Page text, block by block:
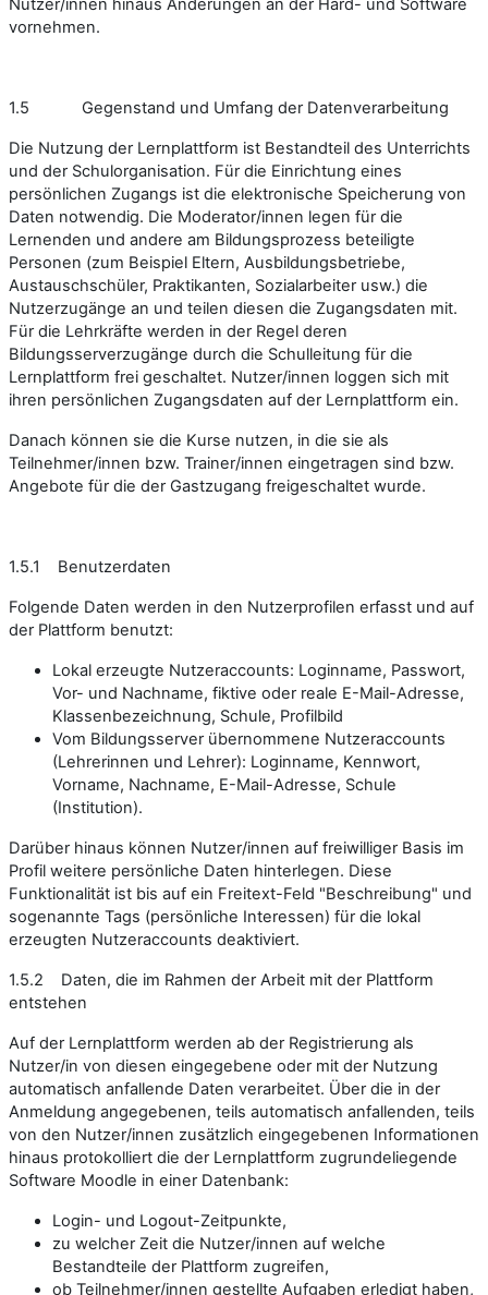
Nutzer/innen hinaus Änderungen an der Hard- und Software
vornehmen.
1.5 Gegenstand und Umfang der Datenverarbeitung
Die Nutzung der Lernplattform ist Bestandteil des Unterrichts
und der Schulorganisation. Für die Einrichtung eines
persönlichen Zugangs ist die elektronische Speicherung von
Daten notwendig. Die Moderator/innen legen für die
Lernenden und andere am Bildungsprozess beteiligte
Personen (zum Beispiel Eltern, Ausbildungsbetriebe,
Austauschschüler, Praktikanten, Sozialarbeiter usw.) die
Nutzerzugänge an und teilen diesen die Zugangsdaten mit.
Für die Lehrkräfte werden in der Regel deren
Bildungsserverzugänge durch die Schulleitung für die
Lernplattform frei geschaltet. Nutzer/innen loggen sich mit
ihren persönlichen Zugangsdaten auf der Lernplattform ein.
Danach können sie die Kurse nutzen, in die sie als
Teilnehmer/innen bzw. Trainer/innen eingetragen sind bzw.
Angebote für die der Gastzugang freigeschaltet wurde.
1.5.1 Benutzerdaten
Folgende Daten werden in den Nutzerprofilen erfasst und auf
der Plattform benutzt:
Lokal erzeugte Nutzeraccounts: Loginname, Passwort,
Vor- und Nachname, fiktive oder reale E-Mail-Adresse,
Klassenbezeichnung, Schule, Profilbild
Vom Bildungsserver übernommene Nutzeraccounts
(Lehrerinnen und Lehrer): Loginname, Kennwort,
Vorname, Nachname, E-Mail-Adresse, Schule
(Institution).
Darüber hinaus können Nutzer/innen auf freiwilliger Basis im
Profil weitere persönliche Daten hinterlegen. Diese
Funktionalität ist bis auf ein Freitext-Feld "Beschreibung" und
sogenannte Tags (persönliche Interessen) für die lokal
erzeugten Nutzeraccounts deaktiviert.
1.5.2 Daten, die im Rahmen der Arbeit mit der Plattform
entstehen
Auf der Lernplattform werden ab der Registrierung als
Nutzer/in von diesen eingegebene oder mit der Nutzung
automatisch anfallende Daten verarbeitet. Über die in der
Anmeldung angegebenen, teils automatisch anfallenden, teils
von den Nutzer/innen zusätzlich eingegebenen Informationen
hinaus protokolliert die der Lernplattform zugrundeliegende
Software Moodle in einer Datenbank:
Login- und Logout-Zeitpunkte,
zu welcher Zeit die Nutzer/innen auf welche
Bestandteile der Plattform zugreifen,
ob Teilnehmer/innen gestellte Aufgaben erledigt haben,